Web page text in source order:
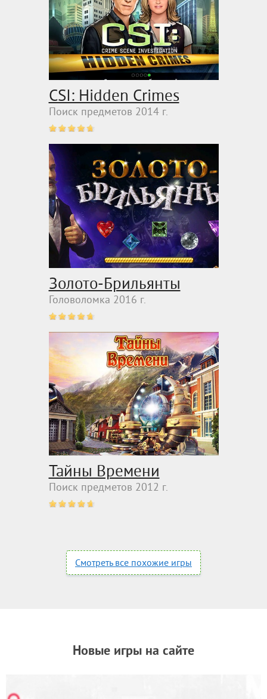
CSI: Hidden Crimes
Поиск предметов 2014 г.
Золото-Брильянты
Головоломка 2016 г.
Тайны Времени
Поиск предметов 2012 г.
Смотреть все похожие игры
Новые игры на сайте